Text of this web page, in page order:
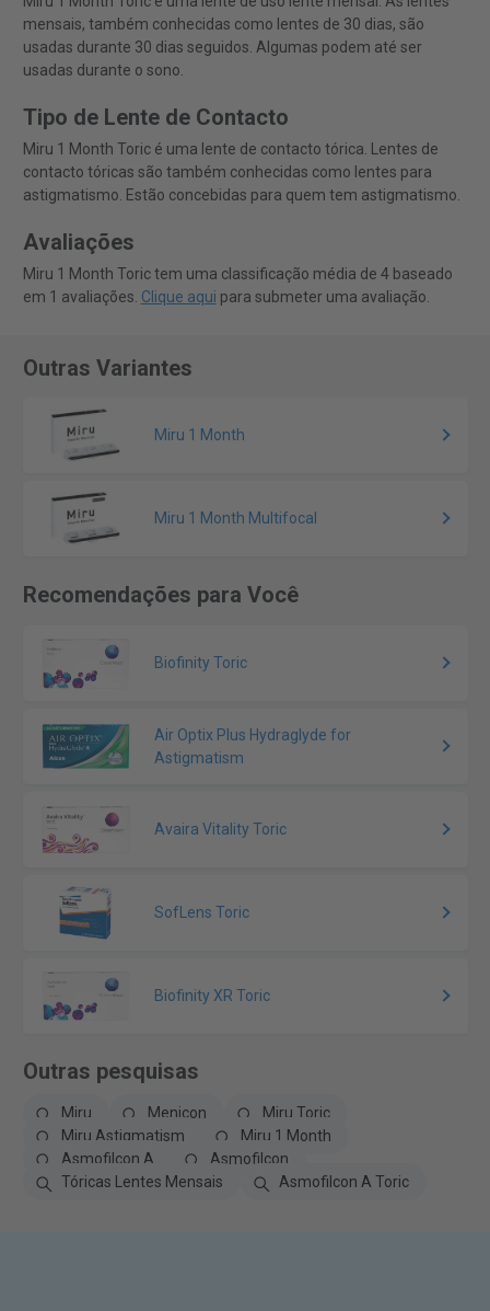
mensais, também conhecidas como lentes de 30 dias, são
usadas durante 30 dias seguidos. Algumas podem até ser
usadas durante o sono.
Tipo de Lente de Contacto
Miru 1 Month Toric é uma lente de contacto tórica. Lentes de
contacto tóricas são também conhecidas como lentes para
astigmatismo. Estão concebidas para quem tem astigmatismo.
Avaliações
Miru 1 Month Toric tem uma classificação média de 4 baseado
em 1 avaliações. Clique aqui para submeter uma avaliação.
Outras Variantes
Miru 1 Month
Miru 1 Month Multifocal
Recomendações para Você
Biofinity Toric
Air Optix Plus Hydraglyde for
Astigmatism
Avaira Vitality Toric
SofLens Toric
Biofinity XR Toric
Outras pesquisas
Miru Menicon
Miru Toric
Miru Astigmatism
Miru 1 Month
Asmofilcon A
Asmofilcon
Tóricas Lentes Mensais
Asmofilcon A Toric